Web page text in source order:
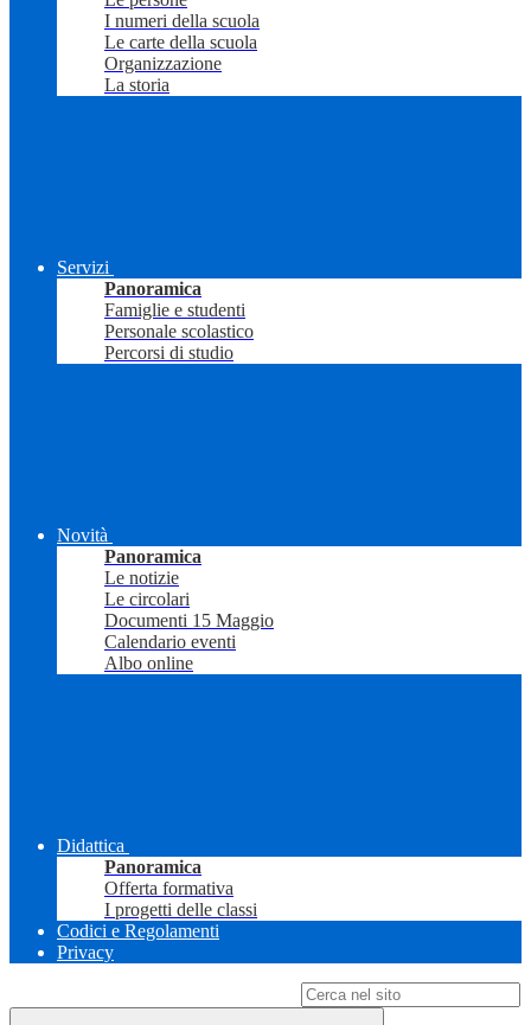
I numeri della scuola
Le carte della scuola
Organizzazione
La storia
Servizi
Panoramica
Famiglie e studenti
Personale scolastico
Percorsi di studio
Novità
Panoramica
Le notizie
Le circolari
Documenti 15 Maggio
Calendario eventi
Albo online
Didattica
Panoramica
Offerta formativa
I progetti delle classi
Codici e Regolamenti
Privacy